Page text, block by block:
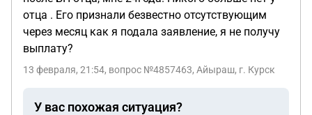
отца . Его признали безвестно отсутствующим
через месяц как я подала заявление, я не получу
выплату?
13 февраля, 21:54, вопрос №4857463, Айыраш, г. Курск
У вас похожая ситуация?